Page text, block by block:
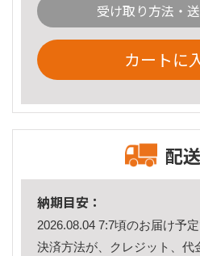
受け取り方法・
カートに
配
納期目安：
2026.08.04 7:7頃のお届け予定
決済方法が、クレジット、代